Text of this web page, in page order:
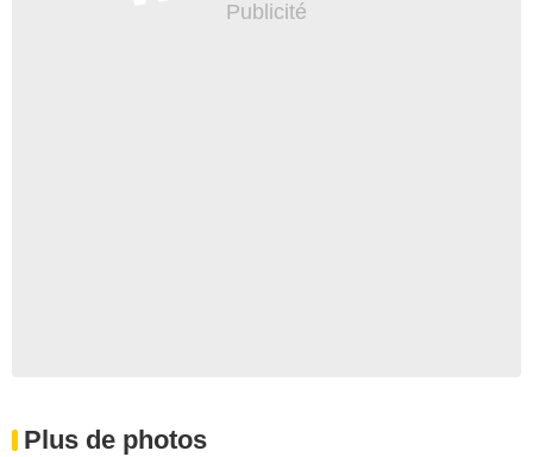
Plus de photos